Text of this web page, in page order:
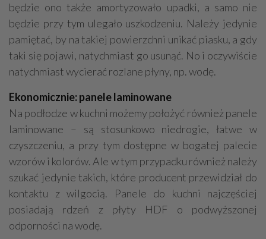
będzie ono także amortyzowało upadki, a samo nie
będzie przy tym ulegało uszkodzeniu. Należy jedynie
pamiętać, by na takiej powierzchni unikać piasku, a gdy
taki się pojawi, natychmiast go usunąć. No i oczywiście
natychmiast wycierać rozlane płyny, np. wodę.
Ekonomicznie: panele laminowane
Na podłodze w kuchni możemy położyć również panele
laminowane – są stosunkowo niedrogie, łatwe w
czyszczeniu, a przy tym dostępne w bogatej palecie
wzorów i kolorów. Ale w tym przypadku również należy
szukać jedynie takich, które producent przewidział do
kontaktu z wilgocią. Panele do kuchni najczęściej
posiadają rdzeń z płyty HDF o podwyższonej
odporności na wodę.